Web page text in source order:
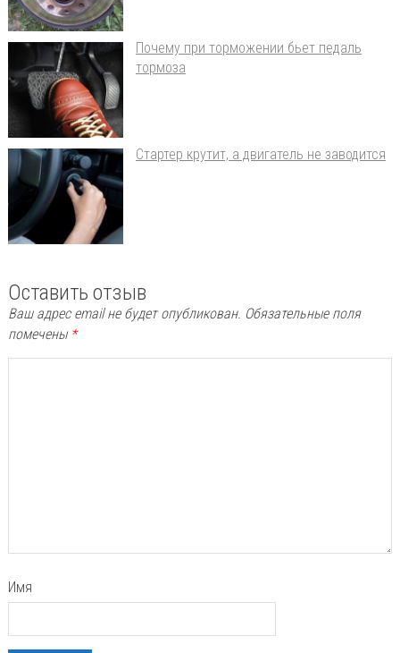
Почему при торможении бьет педаль
тормоза
Стартер крутит, а двигатель не заводится
Оставить отзыв
Ваш адрес email не будет опубликован. Обязательные поля
помечены *
Имя